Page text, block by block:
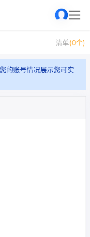
清单(0个)
的账号情况展示您可实